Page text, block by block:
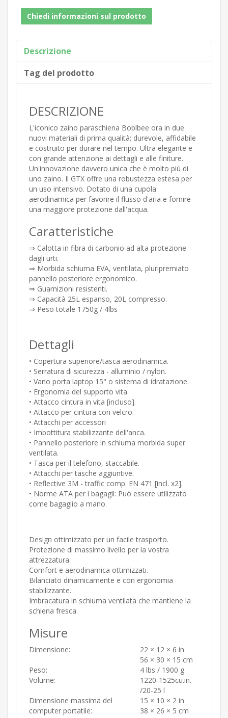
Chiedi informazioni sul prodotto
Descrizione
Tag del prodotto
DESCRIZIONE
L'iconico zaino paraschiena Boblbee ora in due
nuovi materiali di prima qualità; durevole, affidabile
e costruito per durare nel tempo. Ultra elegante e
con grande attenzione ai dettagli e alle finiture.
Un'innovazione davvero unica che è molto più di
uno zaino. Il GTX offre una robustezza estesa per
un uso intensivo. Dotato di una cupola
aerodinamica per favorire il flusso d'aria e fornire
una maggiore protezione dall'acqua.
Caratteristiche
⇒ Calotta in fibra di carbonio ad alta protezione
dagli urti.
⇒ Morbida schiuma EVA, ventilata, pluripremiato
pannello posteriore ergonomico.
⇒ Guarnizioni resistenti.
⇒ Capacità 25L espanso, 20L compresso.
⇒ Peso totale 1750g / 4lbs
Dettagli
• Copertura superiore/tasca aerodinamica.
• Serratura di sicurezza - alluminio / nylon.
• Vano porta laptop 15" o sistema di idratazione.
• Ergonomia del supporto vita.
• Attacco cintura in vita [incluso].
• Attacco per cintura con velcro.
• Attacchi per accessori
• Imbottitura stabilizzante dell'anca.
• Pannello posteriore in schiuma morbida super
ventilata.
• Tasca per il telefono, staccabile.
• Attacchi per tasche aggiuntive.
• Reflective 3M - traffic comp. EN 471 [incl. x2].
• Norme ATA per i bagagli: Può essere utilizzato
come bagaglio a mano.
Design ottimizzato per un facile trasporto.
Protezione di massimo livello per la vostra
attrezzatura.
Comfort e aerodinamica ottimizzati.
Bilanciato dinamicamente e con ergonomia
stabilizzante.
Imbracatura in schiuma ventilata che mantiene la
schiena fresca.
Misure
Dimensione:
22 × 12 × 6 in
56 × 30 × 15 cm
Peso:
4 lbs / 1900 g
Volume:
1220-1525cu.in.
/20-25 l
Dimensione massima del
computer portatile:
15 × 10 × 2 in
38 × 26 × 5 cm